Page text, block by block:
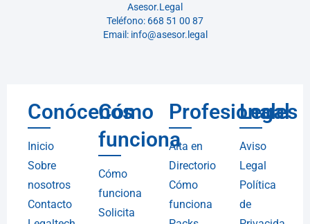
Asesor.Legal
Teléfono: 668 51 00 87
Email: info@asesor.legal
Conócenos
Inicio
Sobre
nosotros
Contacto
Cómo
funciona
Cómo
funciona
Solicita
Profesionales
Alta en
Directorio
Cómo
funciona
Legal
Aviso
Legal
Política
de